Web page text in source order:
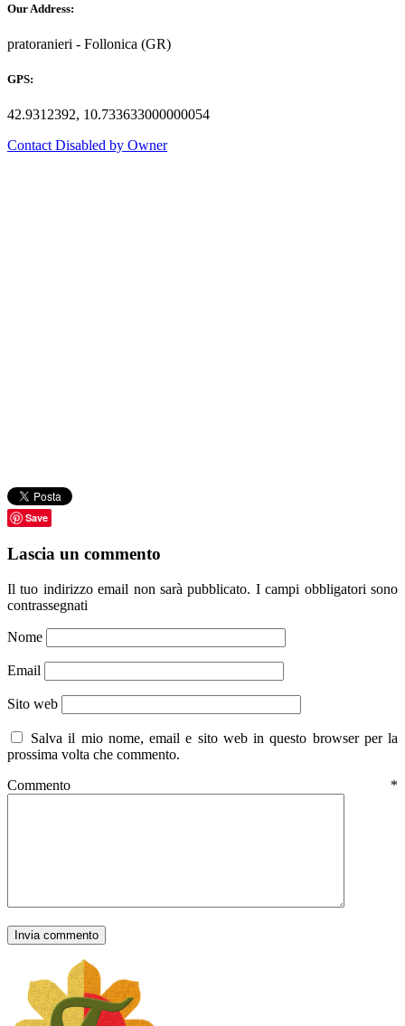
Our Address:
pratoranieri - Follonica (GR)
GPS:
42.9312392, 10.733633000000054
Contact Disabled by Owner
Save
Lascia un commento
Il tuo indirizzo email non sarà pubblicato. I campi obbligatori sono
contrassegnati
Nome
Email
Sito web
Salva il mio nome, email e sito web in questo browser per la
prossima volta che commento.
Commento *